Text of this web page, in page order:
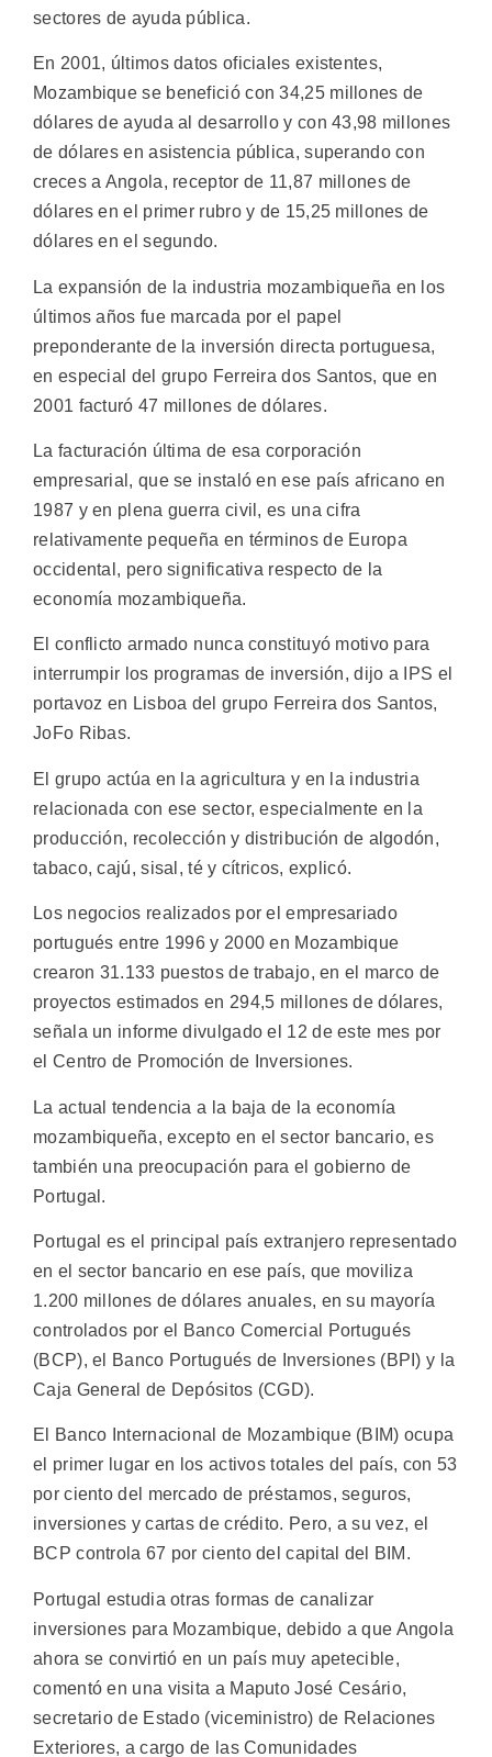
sectores de ayuda pública.
En 2001, últimos datos oficiales existentes,
Mozambique se benefició con 34,25 millones de
dólares de ayuda al desarrollo y con 43,98 millones
de dólares en asistencia pública, superando con
creces a Angola, receptor de 11,87 millones de
dólares en el primer rubro y de 15,25 millones de
dólares en el segundo.
La expansión de la industria mozambiqueña en los
últimos años fue marcada por el papel
preponderante de la inversión directa portuguesa,
en especial del grupo Ferreira dos Santos, que en
2001 facturó 47 millones de dólares.
La facturación última de esa corporación
empresarial, que se instaló en ese país africano en
1987 y en plena guerra civil, es una cifra
relativamente pequeña en términos de Europa
occidental, pero significativa respecto de la
economía mozambiqueña.
El conflicto armado nunca constituyó motivo para
interrumpir los programas de inversión, dijo a IPS el
portavoz en Lisboa del grupo Ferreira dos Santos,
JoFo Ribas.
El grupo actúa en la agricultura y en la industria
relacionada con ese sector, especialmente en la
producción, recolección y distribución de algodón,
tabaco, cajú, sisal, té y cítricos, explicó.
Los negocios realizados por el empresariado
portugués entre 1996 y 2000 en Mozambique
crearon 31.133 puestos de trabajo, en el marco de
proyectos estimados en 294,5 millones de dólares,
señala un informe divulgado el 12 de este mes por
el Centro de Promoción de Inversiones.
La actual tendencia a la baja de la economía
mozambiqueña, excepto en el sector bancario, es
también una preocupación para el gobierno de
Portugal.
Portugal es el principal país extranjero representado
en el sector bancario en ese país, que moviliza
1.200 millones de dólares anuales, en su mayoría
controlados por el Banco Comercial Portugués
(BCP), el Banco Portugués de Inversiones (BPI) y la
Caja General de Depósitos (CGD).
El Banco Internacional de Mozambique (BIM) ocupa
el primer lugar en los activos totales del país, con 53
por ciento del mercado de préstamos, seguros,
inversiones y cartas de crédito. Pero, a su vez, el
BCP controla 67 por ciento del capital del BIM.
Portugal estudia otras formas de canalizar
inversiones para Mozambique, debido a que Angola
ahora se convirtió en un país muy apetecible,
comentó en una visita a Maputo José Cesário,
secretario de Estado (viceministro) de Relaciones
Exteriores, a cargo de las Comunidades